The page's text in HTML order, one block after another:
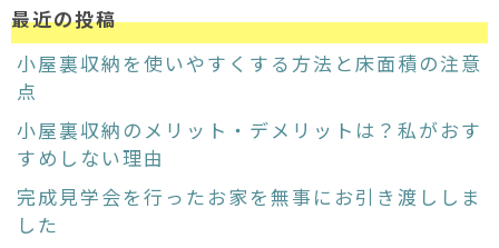
最近の投稿
小屋裏収納を使いやすくする方法と床面積の注意
点
小屋裏収納のメリット・デメリットは？私がおす
すめしない理由
完成見学会を行ったお家を無事にお引き渡ししま
した